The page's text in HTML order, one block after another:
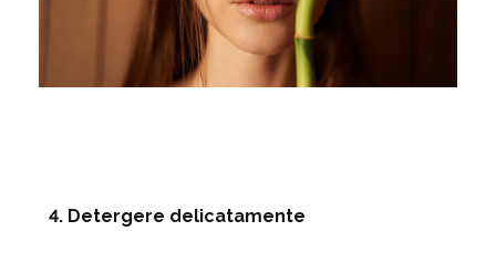
4. Detergere delicatamente